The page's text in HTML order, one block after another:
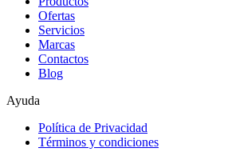
Ofertas
Servicios
Marcas
Contactos
Blog
Ayuda
Política de Privacidad
Términos y condiciones